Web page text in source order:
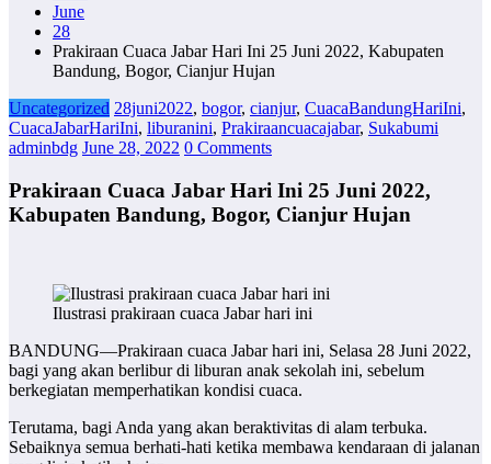
June
28
Prakiraan Cuaca Jabar Hari Ini 25 Juni 2022, Kabupaten
Bandung, Bogor, Cianjur Hujan
Uncategorized 28juni2022, bogor, cianjur, CuacaBandungHariIni,
CuacaJabarHariIni, liburanini, Prakiraancuacajabar, Sukabumi
adminbdg June 28, 2022 0 Comments
Prakiraan Cuaca Jabar Hari Ini 25 Juni 2022,
Kabupaten Bandung, Bogor, Cianjur Hujan
Ilustrasi prakiraan cuaca Jabar hari ini
BANDUNG—Prakiraan cuaca Jabar hari ini, Selasa 28 Juni 2022,
bagi yang akan berlibur di liburan anak sekolah ini, sebelum
berkegiatan memperhatikan kondisi cuaca.
Terutama, bagi Anda yang akan beraktivitas di alam terbuka.
Sebaiknya semua berhati-hati ketika membawa kendaraan di jalanan